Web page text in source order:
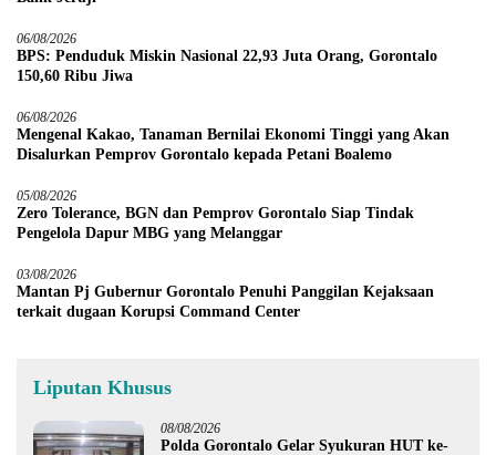
06/08/2026
BPS: Penduduk Miskin Nasional 22,93 Juta Orang, Gorontalo
150,60 Ribu Jiwa
06/08/2026
Mengenal Kakao, Tanaman Bernilai Ekonomi Tinggi yang Akan
Disalurkan Pemprov Gorontalo kepada Petani Boalemo
05/08/2026
Zero Tolerance, BGN dan Pemprov Gorontalo Siap Tindak
Pengelola Dapur MBG yang Melanggar
03/08/2026
Mantan Pj Gubernur Gorontalo Penuhi Panggilan Kejaksaan
terkait dugaan Korupsi Command Center
Liputan Khusus
08/08/2026
Polda Gorontalo Gelar Syukuran HUT ke-